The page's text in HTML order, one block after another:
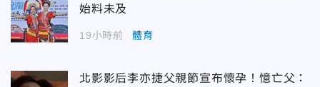
始料未及
19小時前 體育
北影影后李亦捷父親節宣布懷孕！憶亡父：